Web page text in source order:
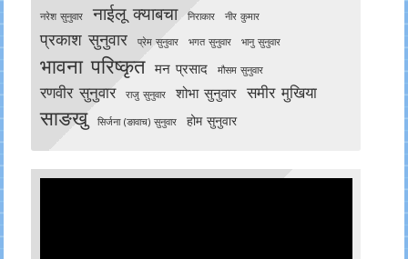
नरेश सुनुवार नाईलू क्याबचा निराकार नीर कुमार
प्रकाश सुनुवार प्रेम सुनुवार भगत सुनुवार भानु सुनुवार
भावना परिष्कृत मन प्रसाद मौसम सुनुवार
रणवीर सुनुवार राजु सुनुवार शोभा सुनुवार समीर मुखिया
साङखु सिर्जना (ङावाच) सुनुवार होम सुनुवार